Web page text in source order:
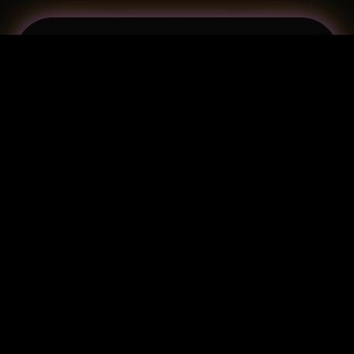
MagicLight prima di sottoscrivere un